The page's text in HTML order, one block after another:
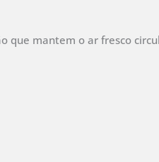
que mantem o ar fresco